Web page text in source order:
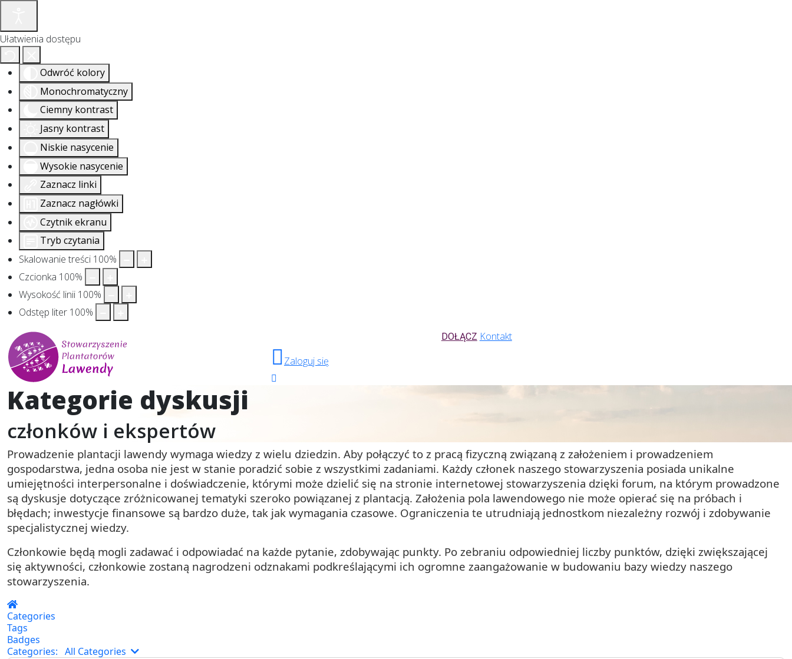
Ułatwienia dostępu
Odwróć kolory
Monochromatyczny
Ciemny kontrast
Jasny kontrast
Niskie nasycenie
Wysokie nasycenie
Zaznacz linki
Zaznacz nagłówki
Czytnik ekranu
Tryb czytania
Skalowanie treści 100%
Czcionka 100%
Wysokość linii 100%
Odstęp liter 100%
DOŁĄCZ Kontakt
Zaloguj się
Kategorie dyskusji
członków i ekspertów
Prowadzenie plantacji lawendy wymaga wiedzy z wielu dziedzin. Aby połączyć to z pracą fizyczną związaną z założeniem i prowadzeniem
gospodarstwa, jedna osoba nie jest w stanie poradzić sobie z wszystkimi zadaniami. Każdy członek naszego stowarzyszenia posiada unikalne
umiejętności interpersonalne i doświadczenie, którymi może dzielić się na stronie internetowej stowarzyszenia dzięki forum, na którym prowadzone
są dyskusje dotyczące zróżnicowanej tematyki szeroko powiązanej z plantacją. Założenia pola lawendowego nie może opierać się na próbach i
błędach; inwestycje finansowe są bardzo duże, tak jak wymagania czasowe. Ograniczenia te utrudniają jednostkom niezależny rozwój i zdobywanie
specjalistycznej wiedzy.
Członkowie będą mogli zadawać i odpowiadać na każde pytanie, zdobywając punkty. Po zebraniu odpowiedniej liczby punktów, dzięki zwiększającej
się aktywności, członkowie zostaną nagrodzeni odznakami podkreślającymi ich ogromne zaangażowanie w budowaniu bazy wiedzy naszego
stowarzyszenia.
Home
Categories
Tags
Badges
Categories: All Categories Search...